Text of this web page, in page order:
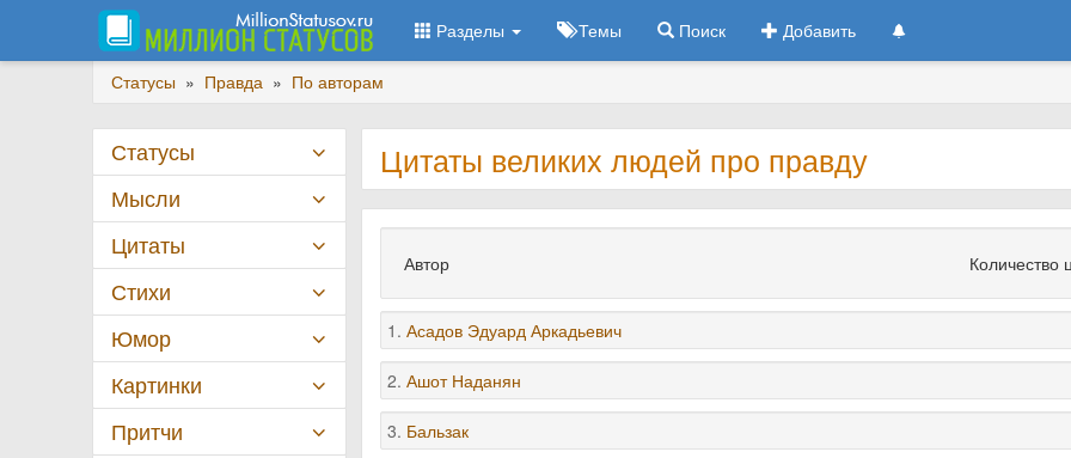
Разделы Темы Поиск Добавить
Статусы » Правда » По авторам
Цитаты великих людей про правду
Автор Количество
1.Асадов Эдуард Аркадьевич
2.Ашот Наданян
3. Бальзак
Статусы
Мысли
Цитаты
Стихи
Юмор
Картинки
Притчи